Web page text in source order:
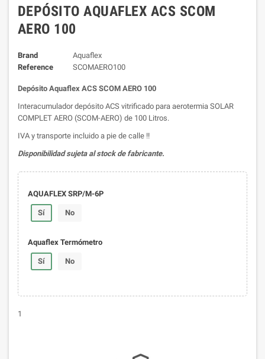
DEPÓSITO AQUAFLEX ACS SCOM
AERO 100
Brand
Aquaflex
Reference
SCOMAERO100
Depósito Aquaflex ACS SCOM AERO 100
Interacumulador depósito ACS vitrificado para aerotermia SOLAR
COMPLET AERO (SCOM-AERO) de 100 Litros.
IVA y transporte incluido a pie de calle !!
Disponibilidad sujeta al stock de fabricante.
AQUAFLEX SRP/M-6P
Sí No
Aquaflex Termómetro
Sí No
1